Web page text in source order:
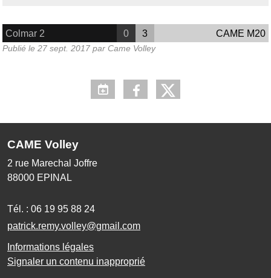
Colmar 2 0 3 CAME M20
Publié le 27 sept. 2017 par Came Volley
CAME Volley
2 rue Marechal Joffre
88000 EPINAL
Tél. : 06 19 95 88 24
patrick.remy.volley@gmail.com
Informations légales
Signaler un contenu inapproprié